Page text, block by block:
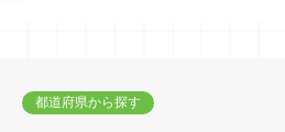
都道府県から探す